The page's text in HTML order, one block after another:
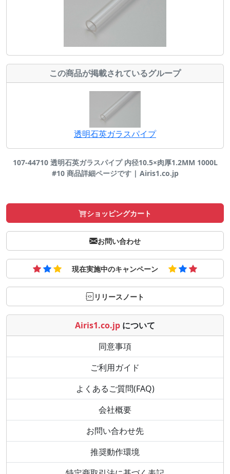
この商品が掲載されているグループ
透明石英ガラスパイプ
107-44710 透明石英ガラスパイプ 内径10.5×肉厚1.2MM 1000L
#10 商品詳細ページです | Airis1.co.jp
ショッピングカート
お問い合わせ
現在実施中のキャンペーン
リリースノート
Airis1.co.jp について
同意事項
ご利用ガイド
よくあるご質問(FAQ)
会社概要
お問い合わせ先
推奨動作環境